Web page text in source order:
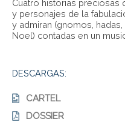
Cuatro historias preciosas
y personajes de la
y admiran (gnomos,
Noel) contadas en un
DESCARGAS:
CARTEL
DOSSIER